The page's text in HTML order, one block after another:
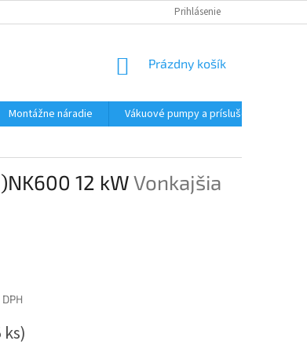
- MALOOBCHODNÉ PODMIENKY OCHRANY
Prihlásenie
NÁKUPNÝ
Prázdny košík
Montážne náradie Vákuové pumpy a príslušenstvo
12 kWVonkajšia
ks)